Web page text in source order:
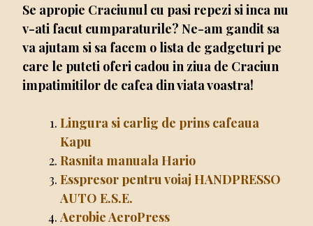
Se apropie Craciunul cu pasi repezi si inca nu
v-ati facut cumparaturile? Ne-am gandit sa
va ajutam si sa facem o lista de gadgeturi pe
care le puteti oferi cadou in ziua de Craciun
impatimitilor de cafea din viata voastra!
Lingura si carlig de prins cafeaua
Kapu
Rasnita manuala Hario
Esspresor pentru voiaj HANDPRESSO
AUTO E.S.E.
Aerobie AeroPress